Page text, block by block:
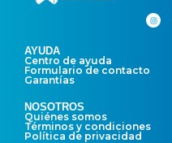
AYUDA
Centro de ayuda
Formulario de contacto
Garantías
NOSOTROS
Quiénes somos
Términos y condiciones
Política de privacidad